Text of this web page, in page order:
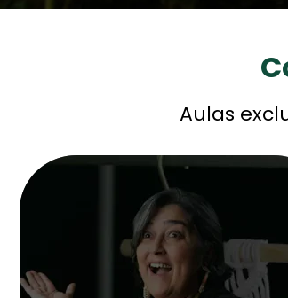
Aulas